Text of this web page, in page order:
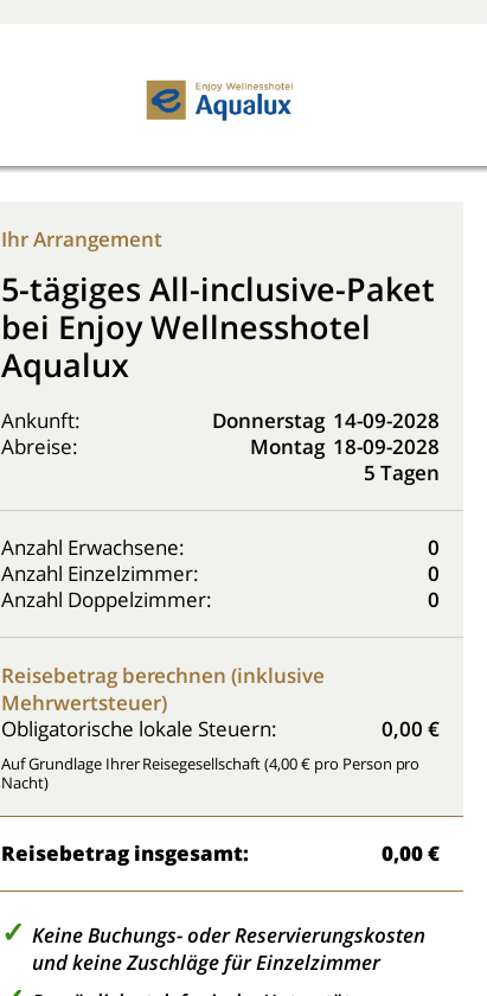
Ihr Arrangement
5-tägiges All-inclusive-Paket
bei Enjoy Wellnesshotel
Aqualux
Ankunft: Donnerstag 14-09-2028
Abreise:
Montag 18-09-2028
5 Tagen
Anzahl Erwachsene:
0
Anzahl Einzelzimmer:
0
Anzahl Doppelzimmer:
0
Reisebetrag berechnen (inklusive
Mehrwertsteuer)
Obligatorische lokale Steuern:
0,00 €
Auf Grundlage Ihrer Reisegesellschaft (4,00 € pro Person pro
Nacht)
Reisebetrag insgesamt: 0,00 €
Keine Buchungs- oder Reservierungskosten
und keine Zuschläge für Einzelzimmer